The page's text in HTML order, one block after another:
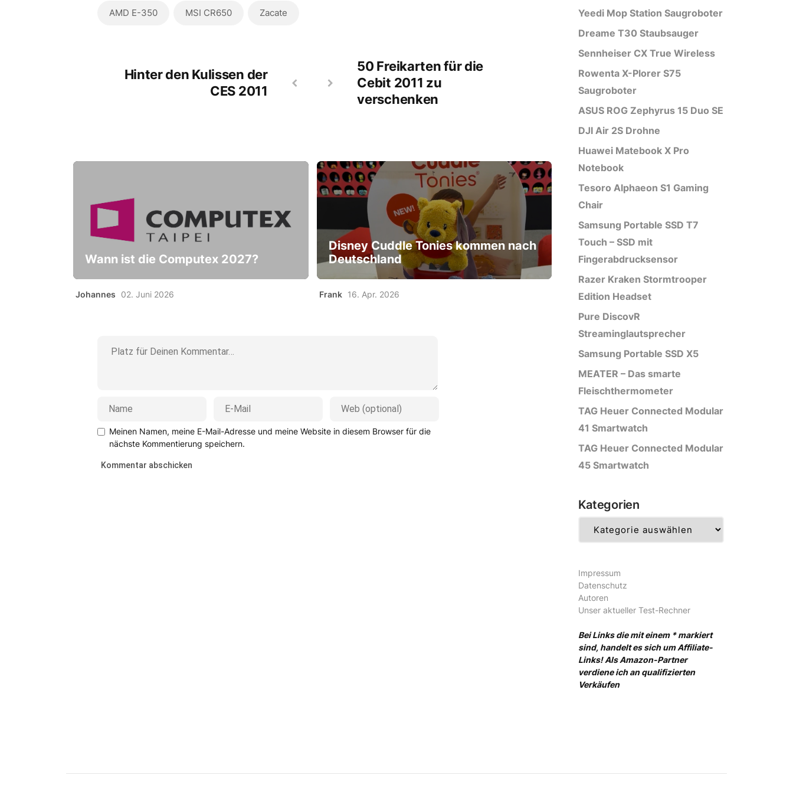
AMD E-350 MSI CR650 Zacate
Hinter den Kulissen der
CES 2011
50 Freikarten für die
Cebit 2011 zu
verschenken
Wann ist die Computex 2027?
Johannes 02. Juni 2026
Disney Cuddle Tonies kommen nach
Deutschland
Frank 16. Apr. 2026
Meinen Namen, meine E-Mail-Adresse und meine Website in diesem Browser für die
nächste Kommentierung speichern.
Yeedi Mop Station Saugroboter
Dreame T30 Staubsauger
Sennheiser CX True Wireless
Rowenta X-Plorer S75
Saugroboter
ASUS ROG Zephyrus 15 Duo SE
DJI Air 2S Drohne
Huawei Matebook X Pro
Notebook
Tesoro Alphaeon S1 Gaming
Chair
Samsung Portable SSD T7
Touch – SSD mit
Fingerabdrucksensor
Razer Kraken Stormtrooper
Edition Headset
Pure DiscovR
Streaminglautsprecher
Samsung Portable SSD X5
MEATER – Das smarte
Fleischthermometer
TAG Heuer Connected Modular
41 Smartwatch
TAG Heuer Connected Modular
45 Smartwatch
Kategorien
Impressum
Datenschutz
Autoren
Unser aktueller Test-Rechner
Bei Links die mit einem * markiert
sind, handelt es sich um Affiliate-
Links! Als Amazon-Partner
verdiene ich an qualifizierten
Verkäufen